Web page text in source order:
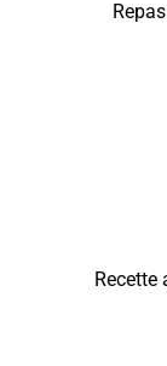
Recette